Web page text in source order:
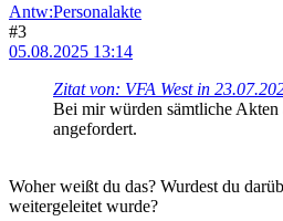
Antw:Personalakte
#3
05.08.2025 13:14
Zitat von: VFA West in
Bei mir würden sämtliche Akten
angefordert.
Woher weißt du das? Wurdest du
weitergeleitet wurde?